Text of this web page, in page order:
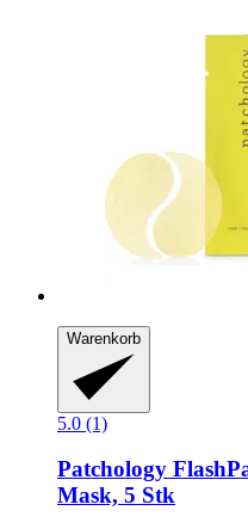
Warenkorb
5.0 (1)
Patchology
Mask, 5 Stk